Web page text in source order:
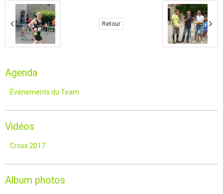
Retour
Agenda
Événements du Team
Vidéos
Cross 2017
Album photos